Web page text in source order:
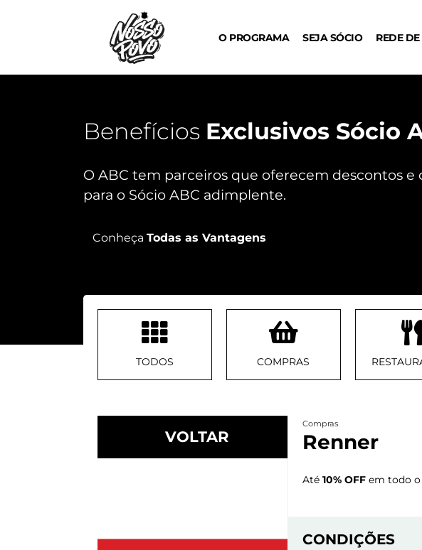
O PROGRAMA SEJA SÓCIO REDE
Benefícios Exclusivos Sócio
O ABC tem parceiros que oferecem descontos e
para o Sócio ABC adimplente.
Conheça Todas as Vantagens
TODOS COMPRAS
VOLTAR
Compras
Renner
Até 10% OFF em todo
CONDIÇÕES